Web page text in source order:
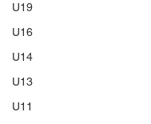
U19
U16
U14
U13
U11